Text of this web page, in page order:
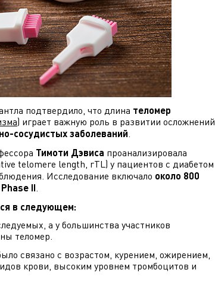
подтвердило, что длина теломер
) играет важную роль в развитии осложнений
сосудистых заболеваний.
Тимоти Дэвиса проанализировала
telomere length, rTL) у пациентов с диабетом
Исследование включало около 800
II.
в следующем:
а у большинства участников
теломер.
связано с возрастом, курением, ожирением,
крови, высоким уровнем тромбоцитов и